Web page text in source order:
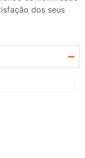
dos seus